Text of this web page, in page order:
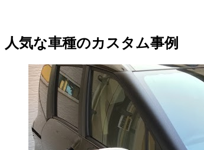
人気な車種のカスタム事例